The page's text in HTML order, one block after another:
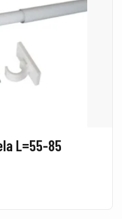
L=55-85